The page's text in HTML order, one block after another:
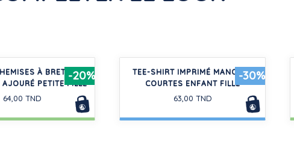
-20%
À BRETELLES
PETITE FILLE
64,00 TND
-30%
TEE-SHIRT IMPRIMÉ MANCHES
COURTES ENFANT FILLE
63,00 TND